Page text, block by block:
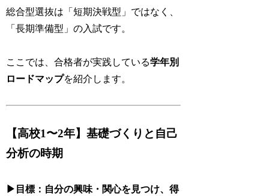
総合型選抜は「短期決戦型」ではなく、
「長期準備型」の入試です。
ここでは、合格者が実践している学年別
ロードマップを紹介します。
【高校1〜2年】基礎づくりと自己
分析の時期
▶目標：自分の興味・関心を見つけ、得